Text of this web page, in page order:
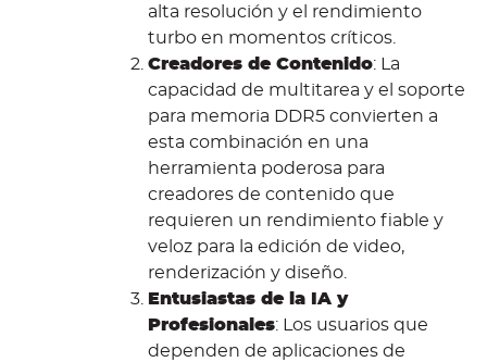
alta resolución y el rendimiento
turbo en momentos críticos.
Creadores de Contenido: La
capacidad de multitarea y el soporte
para memoria DDR5 convierten a
esta combinación en una
herramienta poderosa para
creadores de contenido que
requieren un rendimiento fiable y
veloz para la edición de video,
renderización y diseño.
Entusiastas de la IA y
Profesionales: Los usuarios que
dependen de aplicaciones de